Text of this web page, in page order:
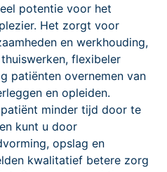
potentie voor het
Het zorgt voor
en werkhouding,
flexibeler
patiënten overnemen van
en opleiden.
minder tijd door te
kunt u door
opslag en
kwalitatief betere zorg